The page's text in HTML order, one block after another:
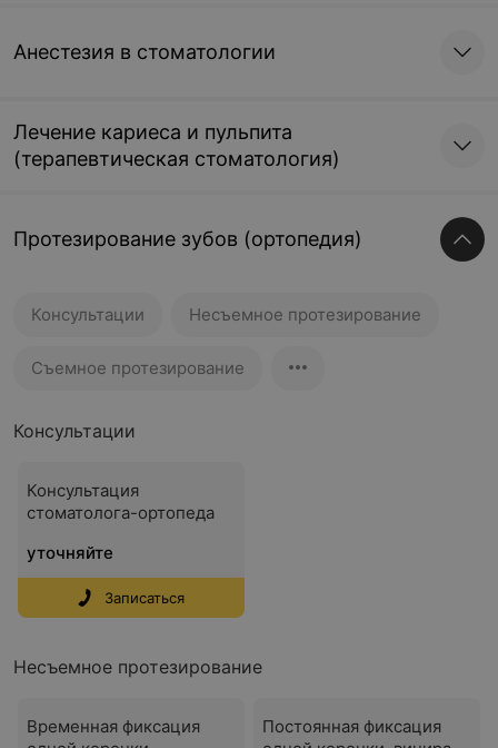
Анестезия в стоматологии
Лечение кариеса и пульпита
(терапевтическая стоматология)
Протезирование зубов (ортопедия)
Консультации Несъемное протезирование
Съемное протезирование
Консультации
Консультация
стоматолога-ортопеда
уточняйте
Записаться
Несъемное протезирование
Временная фиксация
Постоянная фиксация